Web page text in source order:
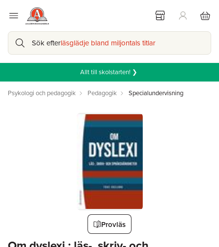
Sök efterläsglädje bland miljontals titlar
Allt till skolstarten! ❯
Psykologi och pedagogik Pedagogik Specialundervisning
Provläs